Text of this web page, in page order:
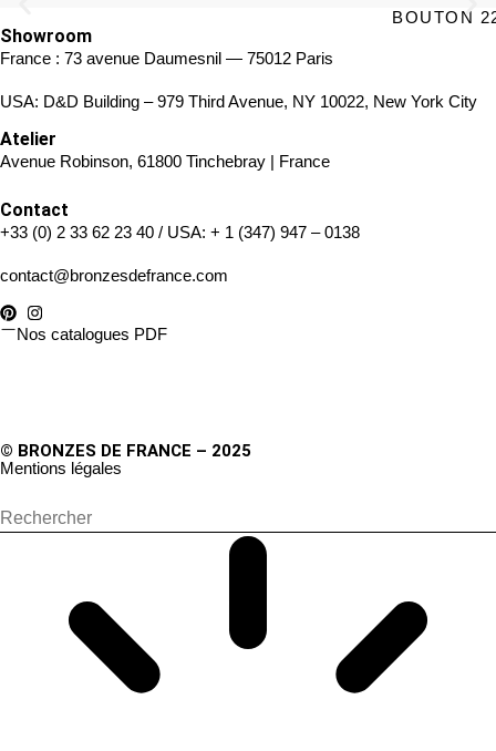
BOUTON
Showroom
France : 73 avenue Daumesnil — 75012 Paris
USA: D&D Building – 979 Third Avenue, NY 10022, New York City
Atelier
Avenue Robinson, 61800 Tinchebray | France
Contact
+33 (0) 2 33 62 23 40 / USA: + 1 (347) 947 – 0138
contact@bronzesdefrance.com
Nos catalogues PDF
© BRONZES DE FRANCE – 2025
Mentions légales